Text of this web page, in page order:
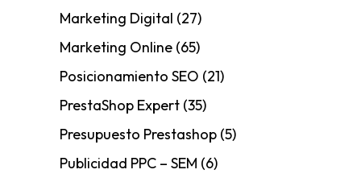
Marketing Digital (27)
Marketing Online (65)
Posicionamiento SEO (21)
PrestaShop Expert (35)
Presupuesto Prestashop (5)
Publicidad PPC – SEM (6)